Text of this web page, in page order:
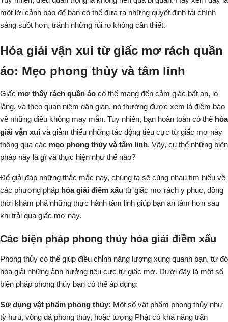
một lời cảnh báo để bạn có thể đưa ra những quyết định tài chính
sáng suốt hơn, tránh những rủi ro không cần thiết.
Hóa giải vận xui từ giấc mơ rách quần
áo: Mẹo phong thủy và tâm linh
Giấc mơ thấy rách quần áo có thể mang đến cảm giác bất an, lo
lắng, và theo quan niệm dân gian, nó thường được xem là điềm báo
về những điều không may mắn. Tuy nhiên, bạn hoàn toàn có thể hóa
giải vận xui và giảm thiểu những tác động tiêu cực từ giấc mơ này
thông qua các mẹo phong thủy và tâm linh. Vậy, cụ thể những biện
pháp này là gì và thực hiện như thế nào?
Để giải đáp những thắc mắc này, chúng ta sẽ cùng nhau tìm hiểu về
các phương pháp hóa giải điềm xấu từ giấc mơ rách y phục, đồng
thời khám phá những thực hành tâm linh giúp bạn an tâm hơn sau
khi trải qua giấc mơ này.
Các biện pháp phong thủy hóa giải điềm xấu
Phong thủy có thể giúp điều chỉnh năng lượng xung quanh bạn, từ đó
hóa giải những ảnh hưởng tiêu cực từ giấc mơ. Dưới đây là một số
biện pháp phong thủy bạn có thể áp dụng:
Sử dụng vật phẩm phong thủy: Một số vật phẩm phong thủy như
tỳ hưu, vòng đá phong thủy, hoặc tượng Phật có khả năng trấn